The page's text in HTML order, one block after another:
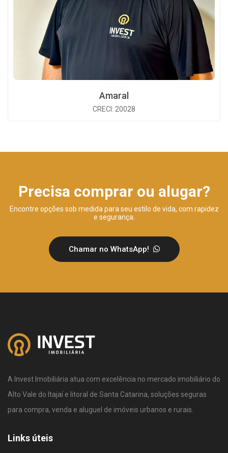
Amaral
CRECI: 20028
Precisa comprar ou alugar?
Encontre opções sob medida para seu estilo de vida, com rapidez
e segurança.
Chamar no WhatsApp!
A Invest Imobiliária atua com excelência no mercado imobiliário do
Alto Vale do Itajaí e litoral de Santa Catarina, soluções seguras
para compra, venda e aluguel de imóveis urbanos e rurais.
Links úteis